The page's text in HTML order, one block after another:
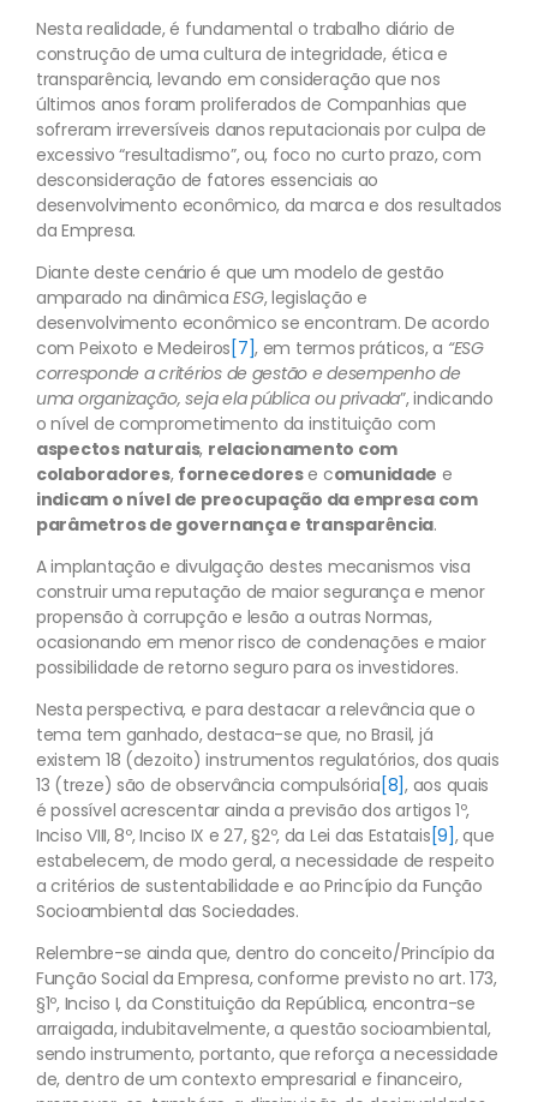
Nesta realidade, é fundamental o trabalho diário de
construção de uma cultura de integridade, ética e
transparência, levando em consideração que nos
últimos anos foram proliferados de Companhias que
sofreram irreversíveis danos reputacionais por culpa de
excessivo “resultadismo”, ou, foco no curto prazo, com
desconsideração de fatores essenciais ao
desenvolvimento econômico, da marca e dos resultados
da Empresa.
Diante deste cenário é que um modelo de gestão
amparado na dinâmicaESG, legislação e
desenvolvimento econômico se encontram. De acordo
com Peixoto e Medeiros [7], em termos práticos, a “ESG
corresponde a critérios de gestão e desempenho de
uma organização, seja ela pública ou privada”, indicando
o nível de comprometimento da instituição com
aspectos naturais, relacionamento com
colaboradores, fornecedorese comunidade e
indicam o nível de preocupação da empresa com
parâmetros de governança e transparência.
A implantação e divulgação destes mecanismos visa
construir uma reputação de maior segurança e menor
propensão à corrupção e lesão a outras Normas,
ocasionando em menor risco de condenações e maior
possibilidade de retorno seguro para os investidores.
Nesta perspectiva, e para destacar a relevância que o
tema tem ganhado, destaca-se que, no Brasil, já
existem 18 (dezoito) instrumentos regulatórios, dos quais
13 (treze) são de observância compulsória [8], aos quais
é possível acrescentar ainda a previsão dos artigos 1º,
Inciso VIII, 8º, Inciso IX e 27, §2º, da Lei das Estatais [9], que
estabelecem, de modo geral, a necessidade de respeito
a critérios de sustentabilidade e ao Princípio da Função
Socioambiental das Sociedades.
Relembre-se ainda que, dentro do conceito/Princípio da
Função Social da Empresa, conforme previsto no art. 173,
§1º, Inciso I, da Constituição da República, encontra-se
arraigada, indubitavelmente, a questão socioambiental,
sendo instrumento, portanto, que reforça a necessidade
de, dentro de um contexto empresarial e financeiro,